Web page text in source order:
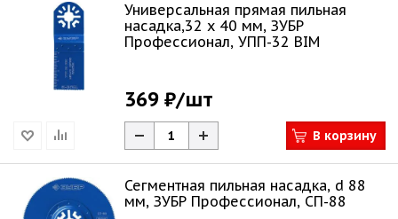
Универсальная прямая пильная
насадка,32 x 40 мм, ЗУБР
Профессионал, УПП-32 BIM
369 ₽/шт
В корзину
Сегментная пильная насадка, d 88
мм, ЗУБР Профессионал, СП-88